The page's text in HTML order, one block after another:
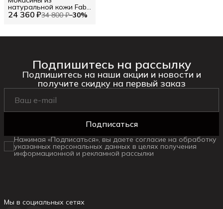
24 360 ₽34 800 ₽−30%
натуральной кожи Fabi
RU 42.5 / EU 43 / 43
Подпишитесь на рассылку
Подпишитесь на наши акции и новости и
получите скидку на первый заказ
Подписаться
Нажимая «Подписаться», вы даете согласие на обработку
указанных персональных данных в целях получения
информационной и рекламной рассылки
Мы в социальных сетях